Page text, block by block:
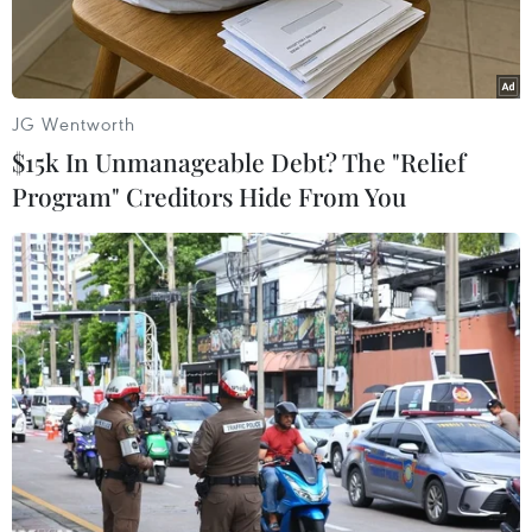
Người dân đeo khẩu trang phòng dịch COVID-19 tại Seoul, Hàn
Quốc. (Ảnh: THX/TTXVN)
Chính phủ Hàn Quốc đã quyết định dỡ bỏ hoàn
toàn các biện pháp giãn cách phòng dịch
COVID-19 từ ngày 18/4, trừ quy định bắt buộc
JG Wentworth
$15k In Unmanageable Debt? The "Relief
Program" Creditors Hide From You